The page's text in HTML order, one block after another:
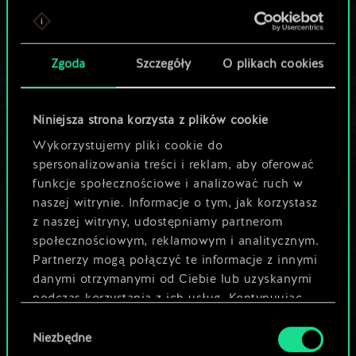
Zgoda Szczegóły O plikach cookies
Niniejsza strona korzysta z plików cookie
Wykorzystujemy pliki cookie do
spersonalizowania treści i reklam, aby oferować
funkcje społecznościowe i analizować ruch w
naszej witrynie. Informacje o tym, jak korzystasz
z naszej witryny, udostępniamy partnerom
społecznościowym, reklamowym i analitycznym.
Partnerzy mogą połączyć te informacje z innymi
danymi otrzymanymi od Ciebie lub uzyskanymi
podczas korzystania z ich usług. Kontynuując
używanie plików cookie.
zgody
Niezbędne
Lubisz grać tą talią?
Pomóż społeczności
odkryć jej
potencjał!
Nazwij talię i opisz swoją strategię
Edytuj talię
LUB